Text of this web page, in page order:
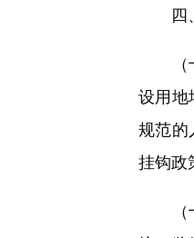
四、
（十
设用地
规范的
挂钩政
（十